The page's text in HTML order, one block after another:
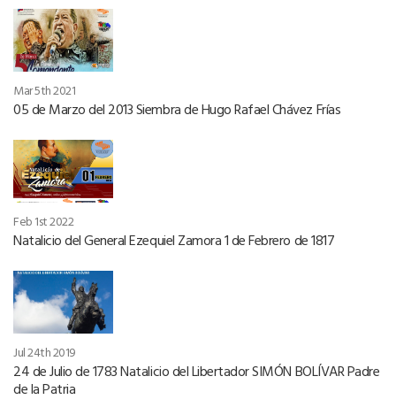
Mar 5th 2021
05 de Marzo del 2013 Siembra de Hugo Rafael Chávez Frías
Feb 1st 2022
Natalicio del General Ezequiel Zamora 1 de Febrero de 1817
Jul 24th 2019
24 de Julio de 1783 Natalicio del Libertador SIMÓN BOLÍVAR Padre
de la Patria